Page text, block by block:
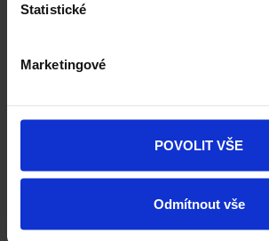
Statistické
Marketingové
POVOLIT VŠE
Odmítnout vše
Ceník Terca
Kalkulace fasády
Specialista prodeje